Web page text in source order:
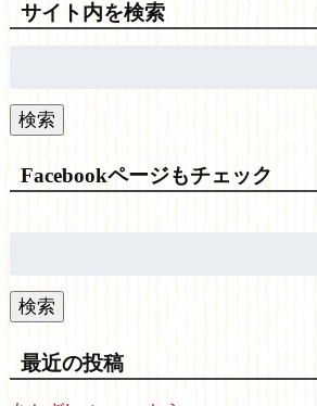
サイト内を検索
検索
Facebookページもチェック
検索
最近の投稿